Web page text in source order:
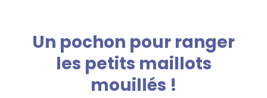
Un pochon pour ranger
les petits maillots
mouillés !